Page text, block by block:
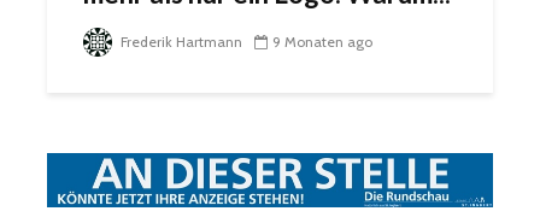
Frederik Hartmann 9 Monaten ago